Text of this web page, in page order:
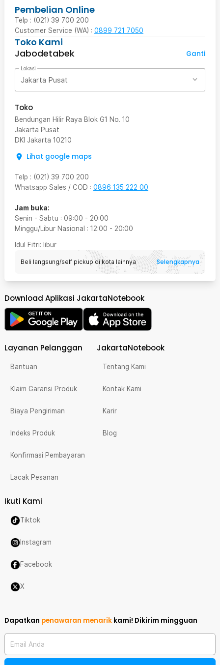
Pembelian Online
Telp : (021) 39 700 200
Customer Service (WA) : 0899 721 7050
Toko Kami
Jabodetabek
Ganti
Lokasi
Jakarta Pusat
Toko
Bendungan Hilir Raya Blok G1 No. 10
Jakarta Pusat
DKI Jakarta 10210
Lihat google maps
Telp : (021) 39 700 200
Whatsapp Sales / COD : 0896 135 222 00
Jam buka:
Senin - Sabtu : 09:00 - 20:00
Minggu/Libur Nasional : 12:00 - 20:00
Idul Fitri: libur
Beli langsung/self pickup di kota lainnya Selengkapnya
Download Aplikasi JakartaNotebook
Layanan Pelanggan
Bantuan
Klaim Garansi Produk
Biaya Pengiriman
Indeks Produk
Konfirmasi Pembayaran
Lacak Pesanan
JakartaNotebook
Tentang Kami
Kontak Kami
Karir
Blog
Ikuti Kami
Tiktok
Instagram
Facebook
X
Dapatkan penawaran menarik kami! Dikirim mingguan
Email Anda